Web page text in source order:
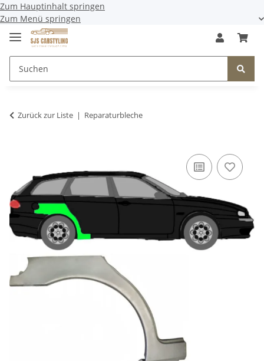
Zum Hauptinhalt springen
Zum Menü springen
Zurück zur Liste Reparaturbleche